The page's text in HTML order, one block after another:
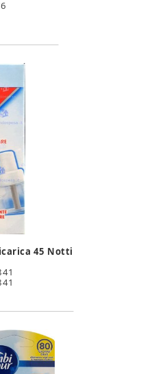
45 Notti